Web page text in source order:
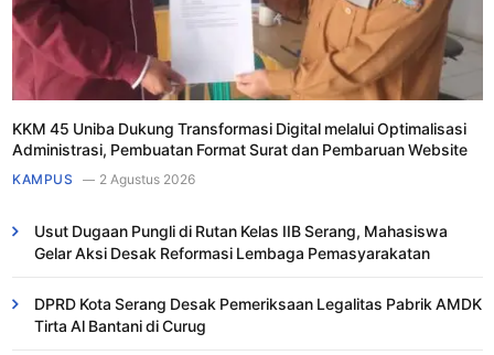
KKM 45 Uniba Dukung Transformasi Digital melalui Optimalisasi
Administrasi, Pembuatan Format Surat dan Pembaruan Website
KAMPUS 2 Agustus 2026
Usut Dugaan Pungli di Rutan Kelas IIB Serang, Mahasiswa
Gelar Aksi Desak Reformasi Lembaga Pemasyarakatan
DPRD Kota Serang Desak Pemeriksaan Legalitas Pabrik AMDK
Tirta Al Bantani di Curug